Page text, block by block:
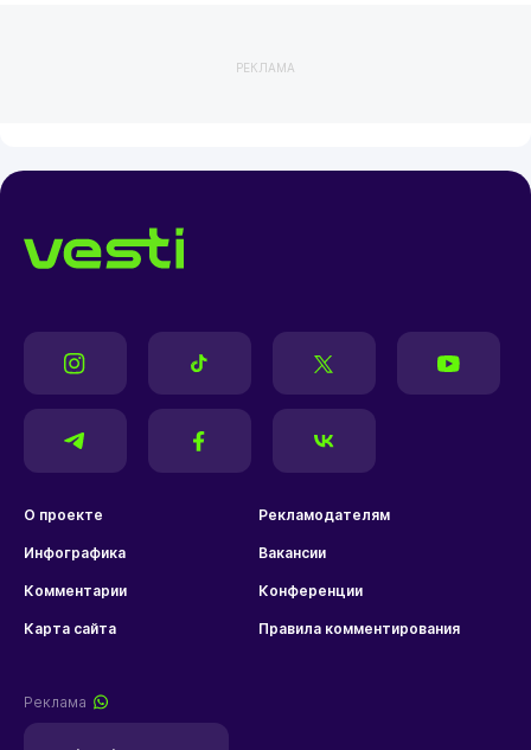
РЕКЛАМА
О проекте Рекламодателям
Инфографика Вакансии
Комментарии Конференции
Карта сайта Правила комментирования
Реклама